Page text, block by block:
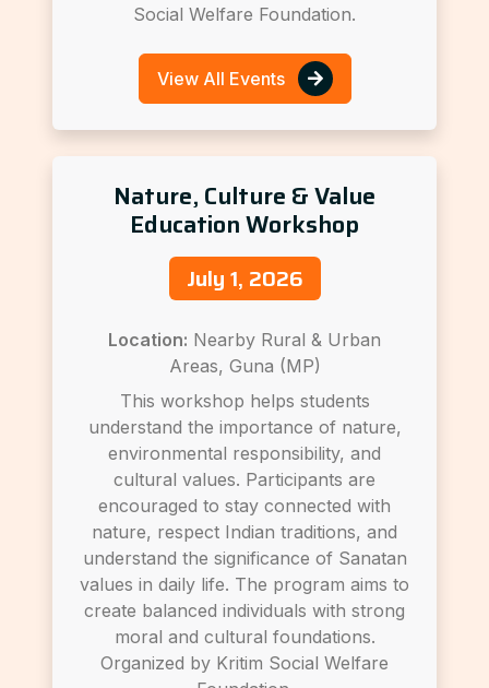
Social Welfare Foundation.
View All Events
Nature, Culture & Value
Education Workshop
July 1, 2026
Location: Nearby Rural & Urban
Areas, Guna (MP)
This workshop helps students
understand the importance of nature,
environmental responsibility, and
cultural values. Participants are
encouraged to stay connected with
nature, respect Indian traditions, and
understand the significance of Sanatan
values in daily life. The program aims to
create balanced individuals with strong
moral and cultural foundations.
Organized by Kritim Social Welfare